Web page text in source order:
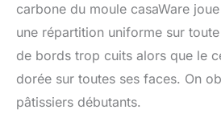
carbone du moule casaWare
une répartition uniforme sur
de bords trop cuits alors que le
dorée sur toutes ses faces. On
pâtissiers débutants.